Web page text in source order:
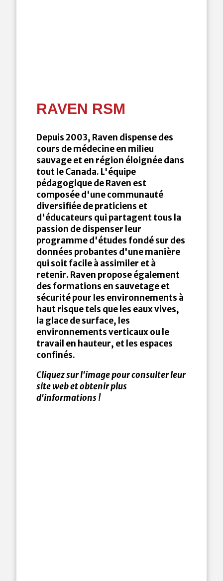
RAVEN RSM
Depuis 2003, Raven dispense des
cours de médecine en milieu
sauvage et en région éloignée dans
tout le Canada. L'équipe
pédagogique de Raven est
composée d'une communauté
diversifiée de praticiens et
d'éducateurs qui partagent tous la
passion de dispenser leur
programme d'études fondé sur des
données probantes d'une manière
qui soit facile à assimiler et à
retenir. Raven propose également
des formations en sauvetage et
sécurité pour les environnements à
haut risque tels que les eaux vives,
la glace de surface, les
environnements verticaux ou le
travail en hauteur, et les espaces
confinés.
Cliquez sur l'image pour consulter leur
site web et obtenir plus
d'informations !